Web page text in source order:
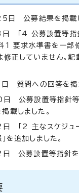
日 公募結果を掲載し
「4 公募設置等指針
1 要求水準書を一部
修正していません。
質問への回答を掲
公募設置等指針等
載しました。
「2 主なスケジュー
を追加しました。
公募設置等指針を